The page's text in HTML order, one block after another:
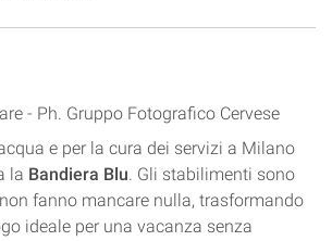
e per la cura dei servizi a Milano
la Bandiera Blu. Gli stabilimenti sono
fanno mancare nulla, trasformando
ideale per una vacanza senza